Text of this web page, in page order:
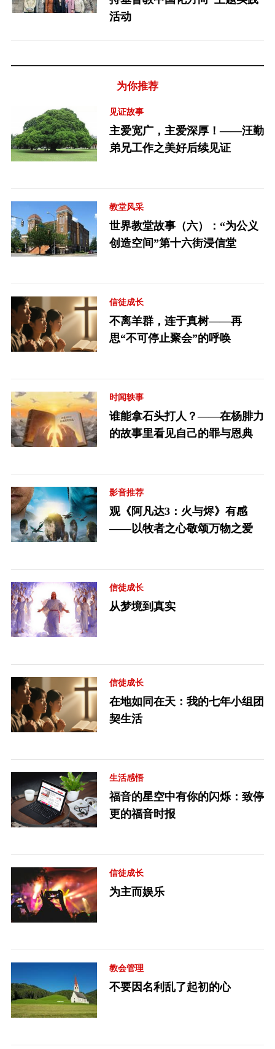
活动
为你推荐
见证故事
主爱宽广，主爱深厚！——汪勤
弟兄工作之美好后续见证
教堂风采
世界教堂故事（六）：“为公义
创造空间”第十六街浸信堂
信徒成长
不离羊群，连于真树——再
思“不可停止聚会”的呼唤
时闻轶事
谁能拿石头打人？——在杨腓力
的故事里看见自己的罪与恩典
影音推荐
观《阿凡达3：火与烬》有感
——以牧者之心敬颂万物之爱
信徒成长
从梦境到真实
信徒成长
在地如同在天：我的七年小组团
契生活
生活感悟
福音的星空中有你的闪烁：致停
更的福音时报
信徒成长
为主而娱乐
教会管理
不要因名利乱了起初的心